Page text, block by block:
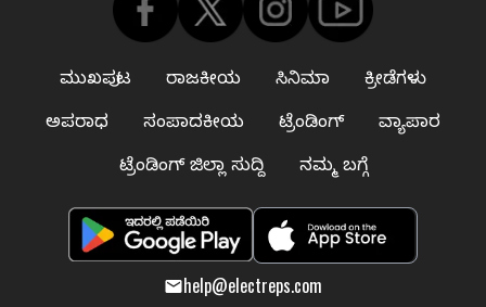
ಮುಖಪುಟ ರಾಜಕೀಯ ಸಿನಿಮಾ
ಕ್ರೀಡೆಗಳು
ಅಪರಾಧ
ಸಂಪಾದಕೀಯ ಟ್ರೆಂಡಿಂಗ್
ವ್ಯಾಪಾರ
ಟ್ರೆಂಡಿಂಗ್ ಜಿಲ್ಲಾ ಸುದ್ದಿ
ನಮ್ಮ ಬಗ್ಗೆ
help@electreps.com